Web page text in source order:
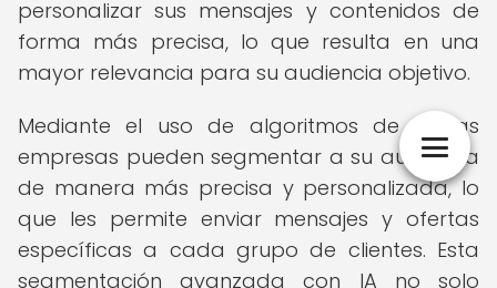
personalizar sus mensajes y contenidos de
forma más precisa, lo que resulta en una
mayor relevancia para su audiencia objetivo.
Mediante el uso de algoritmos de IA, las
empresas pueden segmentar a su audiencia
de manera más precisa y personalizada, lo
que les permite enviar mensajes y ofertas
específicas a cada grupo de clientes. Esta
segmentación avanzada con IA no solo